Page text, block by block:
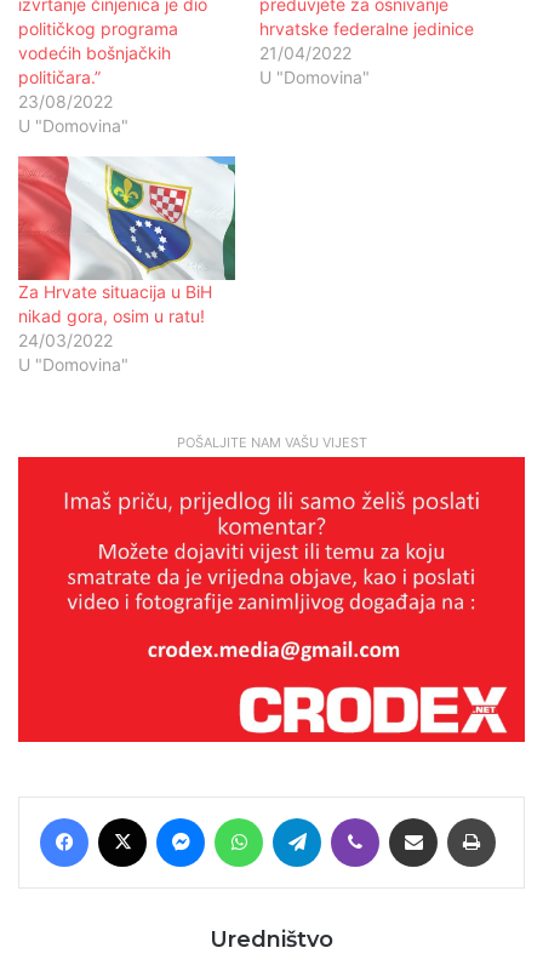
političkog programa
vodećih bošnjačkih
političara.”
23/08/2022
U "Domovina"
hrvatske federalne jedinice
21/04/2022
U "Domovina"
Za Hrvate situacija u BiH
nikad gora, osim u ratu!
24/03/2022
U "Domovina"
POŠALJITE NAM VAŠU VIJEST
Facebook MessengerWhatsAppTelegram Viber Podijeli putem E-maila
Uredništvo